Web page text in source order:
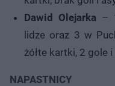
Dawid Olejarka –
lidze oraz 3 w
żółte kartki, 2 gole
NAPASTNICY